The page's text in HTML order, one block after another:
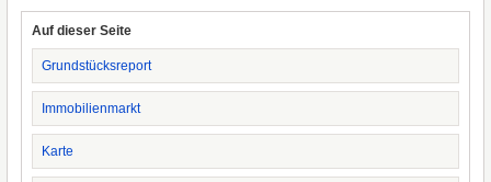
Auf dieser Seite
Grundstücksreport
Immobilienmarkt
Karte